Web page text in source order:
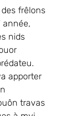
frêlons
année,
nids
apporter
travas